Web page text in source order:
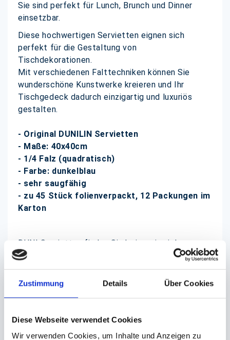
Zustimmung Details Über Cookies
Diese Webseite verwendet Cookies
Wir verwenden Cookies, um Inhalte und Anzeigen zu
Sie sind perfekt für Lunch, Brunch und Dinner
einsetzbar.
Diese hochwertigen Servietten eignen sich
perfekt für die Gestaltung von
Tischdekorationen.
Mit verschiedenen Falttechniken können Sie
wunderschöne Kunstwerke kreieren und Ihr
Tischgedeck dadurch einzigartig und luxuriös
gestalten.
- Original DUNILIN Servietten
- Maße: 40x40cm
- 1/4 Falz (quadratisch)
- Farbe: dunkelblau
- sehr saugfähig
- zu 45 Stück folienverpackt, 12 Packungen im
Karton
DUNI Servietten finden Sie bei uns in vielen
verschiedenen Farben und Formaten zu günstigen
Preisen!
können auf dem Bildschirm anders erscheinen als